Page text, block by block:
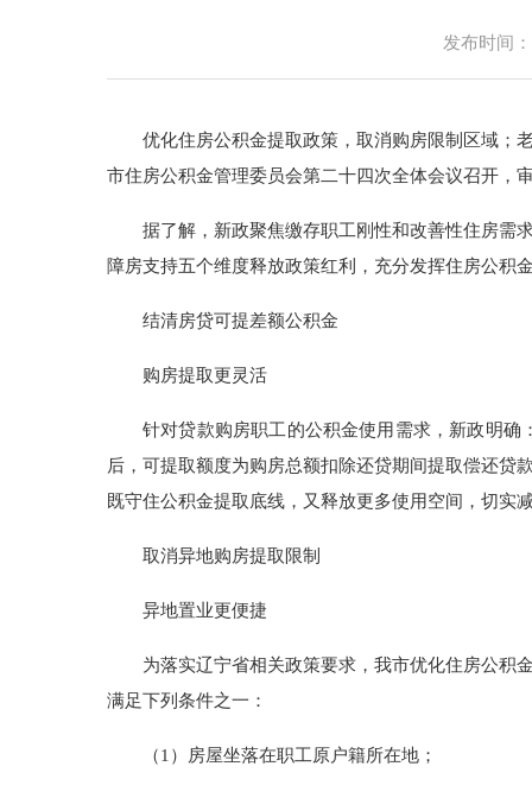
发布时间
优化住房公积金提取政策，取消购房限制区域
市住房公积金管理委员会第二十四次全体会议召开，
据了解，新政聚焦缴存职工刚性和改善性住房需
障房支持五个维度释放政策红利，充分发挥住房公积
结清房贷可提差额公积金
购房提取更灵活
针对贷款购房职工的公积金使用需求，新政明
后，可提取额度为购房总额扣除还贷期间提取偿还贷
既守住公积金提取底线，又释放更多使用空间，切实
取消异地购房提取限制
异地置业更便捷
为落实辽宁省相关政策要求，我市优化住房公积
满足下列条件之一：
（1）房屋坐落在职工原户籍所在地；